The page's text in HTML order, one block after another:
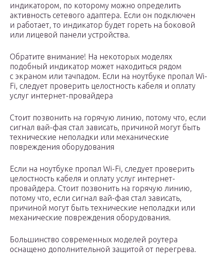
индикатором, по которому можно определить
активность сетевого адаптера. Если он подключен
и работает, то индикатор будет гореть на боковой
или лицевой панели устройства.
Обратите внимание! На некоторых моделях
подобный индикатор может находиться рядом
с экраном или тачпадом. Если на ноутбуке пропал Wi-
Fi, следует проверить целостность кабеля и оплату
услуг интернет-провайдера
Стоит позвонить на горячую линию, потому что, если
сигнал вай-фая стал зависать, причиной могут быть
технические неполадки или механические
повреждения оборудования
Если на ноутбуке пропал Wi-Fi, следует проверить
целостность кабеля и оплату услуг интернет-
провайдера. Стоит позвонить на горячую линию,
потому что, если сигнал вай-фая стал зависать,
причиной могут быть технические неполадки или
механические повреждения оборудования.
Большинство современных моделей роутера
оснащено дополнительной защитой от перегрева.